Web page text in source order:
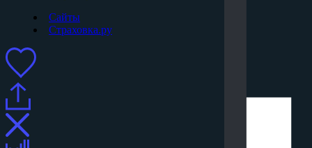
Сайты
Страховка.ру